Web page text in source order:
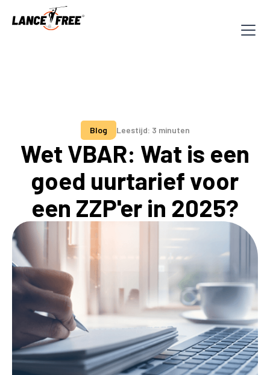
Blog Leestijd: 3 minuten
Wet VBAR: Wat is een
goed uurtarief voor
een ZZP'er in 2025?